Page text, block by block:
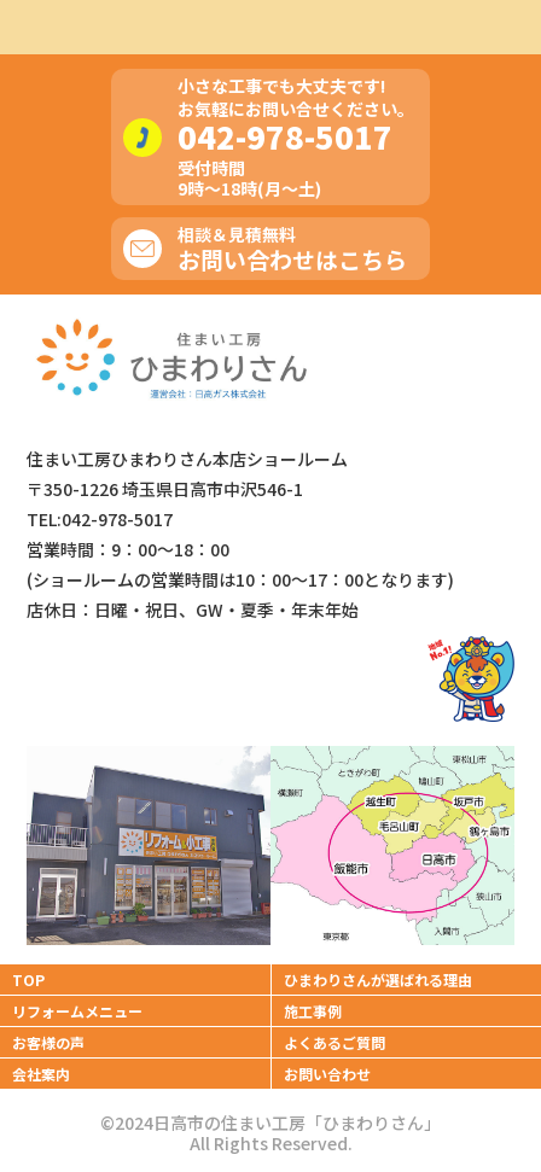
小さな工事でも大丈夫です!
お気軽にお問い合せください。
042-978-5017
受付時間
9時～18時(月～土)
相談＆見積無料
お問い合わせはこちら
住まい工房ひまわりさん本店ショールーム
〒350-1226 埼玉県日高市中沢546-1
TEL:042-978-5017
営業時間：9：00～18：00
(ショールームの営業時間は10：00～17：00となります)
店休日：日曜・祝日、GW・夏季・年末年始
TOP ひまわりさんが選ばれる理由
リフォームメニュー
施工事例
お客様の声
よくあるご質問
会社案内
お問い合わせ
©2024日高市の住まい工房「ひまわりさん」
All Rights Reserved.